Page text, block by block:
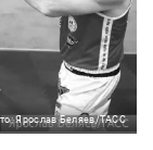
Ярослав Беляев/ТАСС